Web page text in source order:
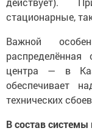
стационарные,
Важной
распределённая
центра — в
обеспечивает
технических
В состав системы